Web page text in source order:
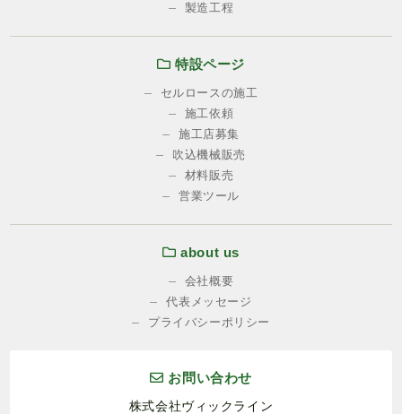
製造工程
特設ページ
セルロースの施工
施工依頼
施工店募集
吹込機械販売
材料販売
営業ツール
about us
会社概要
代表メッセージ
プライバシーポリシー
お問い合わせ
株式会社ヴィックライン